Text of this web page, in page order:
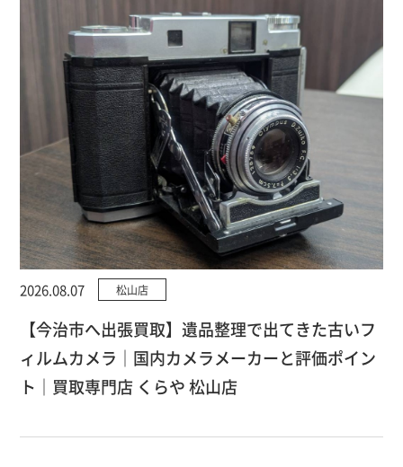
2026.08.07 松山店
【今治市へ出張買取】遺品整理で出てきた古いフ
ィルムカメラ｜国内カメラメーカーと評価ポイン
ト｜買取専門店 くらや 松山店